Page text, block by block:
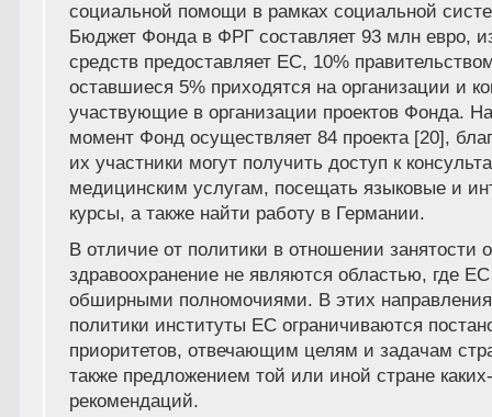
социальной помощи в рамках социальной
Бюджет Фонда в ФРГ составляет 93 млн евро,
средств предоставляет ЕС, 10%
оставшиеся 5% приходятся на организации и
участвующие в организации проектов Фонда.
момент Фонд осуществляет 84 проекта [20],
их участники могут получить доступ к
медицинским услугам, посещать языковые и
курсы, а также найти работу в Германии.
В отличие от политики в отношении занятости
здравоохранение не являются областью, где ЕС
обширными полномочиями. В этих
политики институты ЕС ограничиваются
приоритетов, отвечающим целям и задачам
также предложением той или иной стране
рекомендаций.